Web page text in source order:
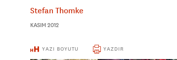
Stefan Thomke
KASIM 2012
YAZI BOYUTU YAZDIR